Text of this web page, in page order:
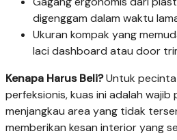
digenggam dalam waktu
Ukuran kompak yang
laci dashboard atau door
Kenapa Harus Beli?Untuk
perfeksionis, kuas ini adalah wajib
menjangkau area yang tidak
memberikan kesan interior yang